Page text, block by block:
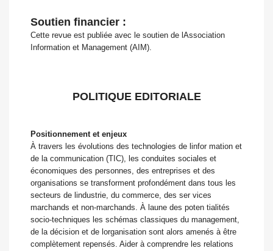
Soutien financier :
Cette revue est publiée avec le soutien de lAssociation
Information et Management (AIM).
POLITIQUE EDITORIALE
Positionnement et enjeux
À travers les évolutions des technologies de linfor mation et
de la communication (TIC), les conduites sociales et
économiques des personnes, des entreprises et des
organisations se transforment profondément dans tous les
secteurs de lindustrie, du commerce, des ser vices
marchands et non-marchands. À laune des poten tialités
socio-techniques les schémas classiques du management,
de la décision et de lorganisation sont alors amenés à être
complètement repensés. Aider à comprendre les relations